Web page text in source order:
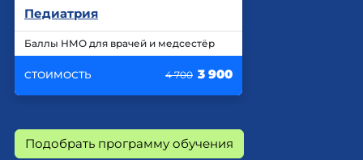
Педиатрия
Баллы НМО для врачей и медсестёр
СТОИМОСТЬ 4 700 3 900
Подобрать программу обучения